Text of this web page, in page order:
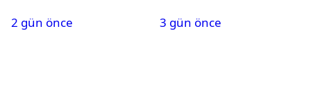
Karapınar hakkında
2 gün önce
3 gün önce